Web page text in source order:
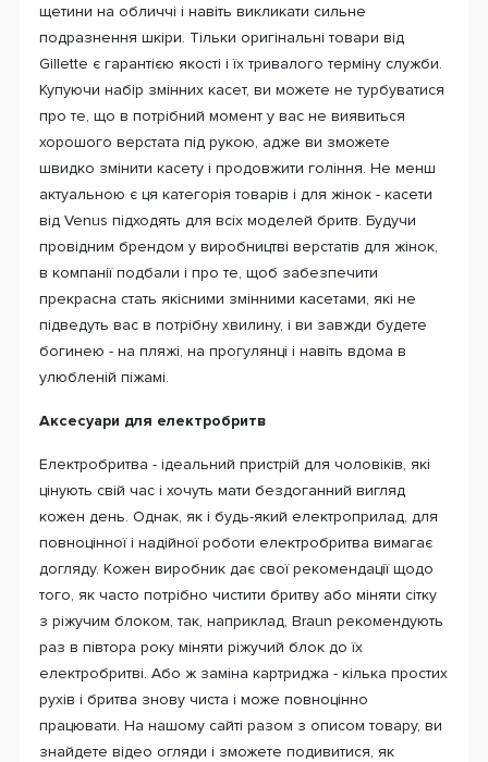
щетини на обличчі і навіть викликати сильне
подразнення шкіри. Тільки оригінальні товари від
Gillette є гарантією якості і їх тривалого терміну служби.
Купуючи набір змінних касет, ви можете не турбуватися
про те, що в потрібний момент у вас не виявиться
хорошого верстата під рукою, адже ви зможете
швидко змінити касету і продовжити гоління. Не менш
актуальною є ця категорія товарів і для жінок - касети
від Venus підходять для всіх моделей бритв. Будучи
провідним брендом у виробництві верстатів для жінок,
в компанії подбали і про те, щоб забезпечити
прекрасна стать якісними змінними касетами, які не
підведуть вас в потрібну хвилину, і ви завжди будете
богинею - на пляжі, на прогулянці і навіть вдома в
улюбленій піжамі.
Аксесуари для електробритв
Електробритва - ідеальний пристрій для чоловіків, які
цінують свій час і хочуть мати бездоганний вигляд
кожен день. Однак, як і будь-який електроприлад, для
повноцінної і надійної роботи електробритва вимагає
догляду. Кожен виробник дає свої рекомендації щодо
того, як часто потрібно чистити бритву або міняти сітку
з ріжучим блоком, так, наприклад, Braun рекомендують
раз в півтора року міняти ріжучий блок до їх
електробритві. Або ж заміна картриджа - кілька простих
рухів і бритва знову чиста і може повноцінно
працювати. На нашому сайті разом з описом товару, ви
знайдете відео огляди і зможете подивитися, як